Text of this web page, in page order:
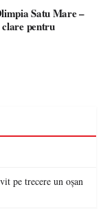
Satu Mare –
pentru
pe trecere un oșan